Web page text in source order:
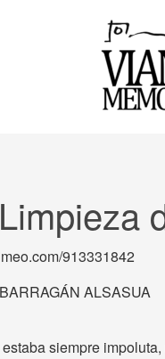
913331842
ALSASUA
siempre